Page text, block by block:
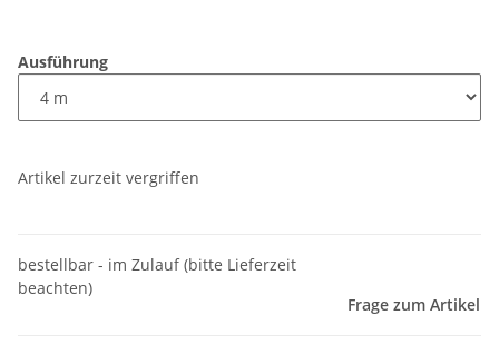
Ausführung
Artikel zurzeit vergriffen
bestellbar - im Zulauf (bitte Lieferzeit
beachten)
Frage zum Artikel